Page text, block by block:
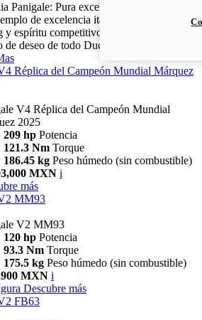
Panigale: Pura excelencia italiana.
de excelencia italiana, con ADN
y espíritu competitivo: la Panigale es el
de deseo de todo Ducatista.
Réplica del Campeón Mundial Márquez
V4 Réplica del Campeón Mundial
2025
209 hp Potencia
121.3 Nm Torque
186.45 kg Peso húmedo (sin combustible)
MXN i
más
MM93
V2 MM93
120 hp Potencia
93.3 Nm Torque
175.5 kg Peso húmedo (sin combustible)
MXN i
Descubre más
FB63